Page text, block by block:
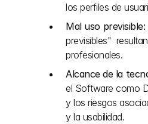
los perfiles de
Mal uso previsible:
previsibles"
profesionales.
Alcance de la
el Software como
y los riesgos
y la usabilidad.